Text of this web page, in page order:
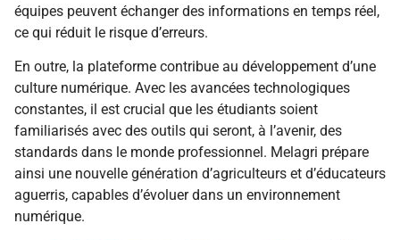
équipes peuvent échanger des informations en temps réel,
ce qui réduit le risque d’erreurs.
En outre, la plateforme contribue au développement d’une
culture numérique. Avec les avancées technologiques
constantes, il est crucial que les étudiants soient
familiarisés avec des outils qui seront, à l’avenir, des
standards dans le monde professionnel. Melagri prépare
ainsi une nouvelle génération d’agriculteurs et d’éducateurs
aguerris, capables d’évoluer dans un environnement
numérique.